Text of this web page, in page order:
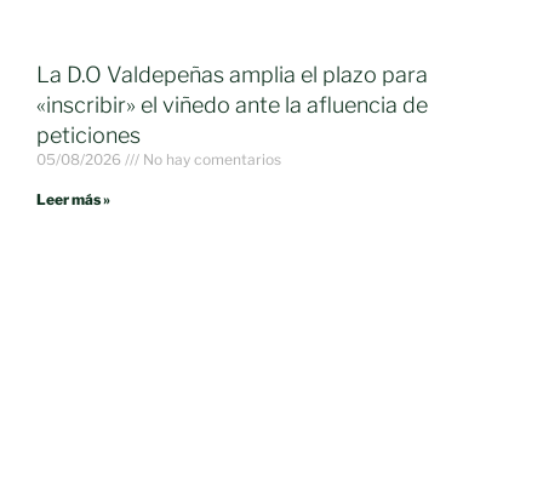
La D.O Valdepeñas amplia el plazo para
«inscribir» el viñedo ante la afluencia de
peticiones
05/08/2026 No hay comentarios
Leer más »